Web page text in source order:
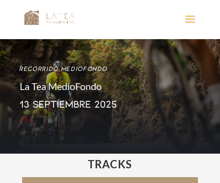
RECORRIDO MEDIOFONDO
La Tea MedioFondo
13 SEPTIEMBRE 2025
TRACKS